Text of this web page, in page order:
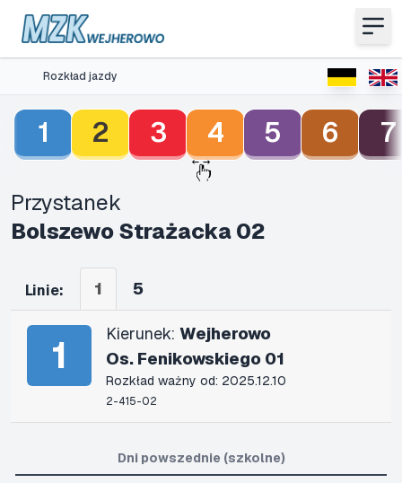
Rozkład jazdy
1 2 3 4 5 6 7
Przystanek
Bolszewo Strażacka 02
Linie: 1 5
1 Kierunek: Wejherowo
Os. Fenikowskiego 01
Rozkład ważny od: 2025.12.10
2-415-02
Dni powszednie (szkolne)